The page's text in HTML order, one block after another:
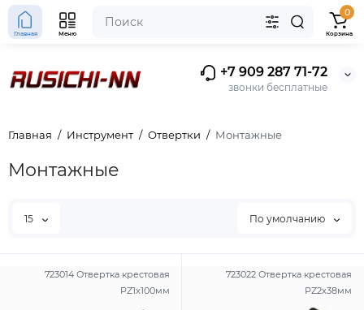
+7 909 287 71-72
звонки бесплатные
Главная Меню
0
Корзина
Главная Инструмент Отвертки Монтажные
Монтажные
15 По умолчанию
723014 Отвертка крестовая
РZ1х100мм
723022 Отвертка крестовая
РZ2х38мм